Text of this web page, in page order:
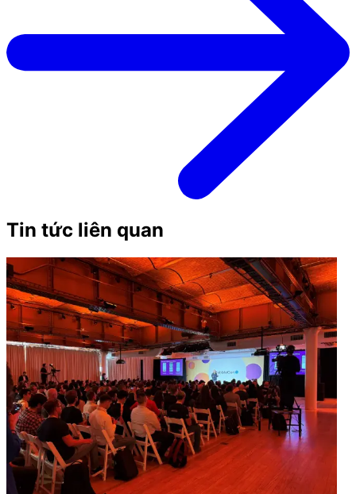
Tin tức liên quan